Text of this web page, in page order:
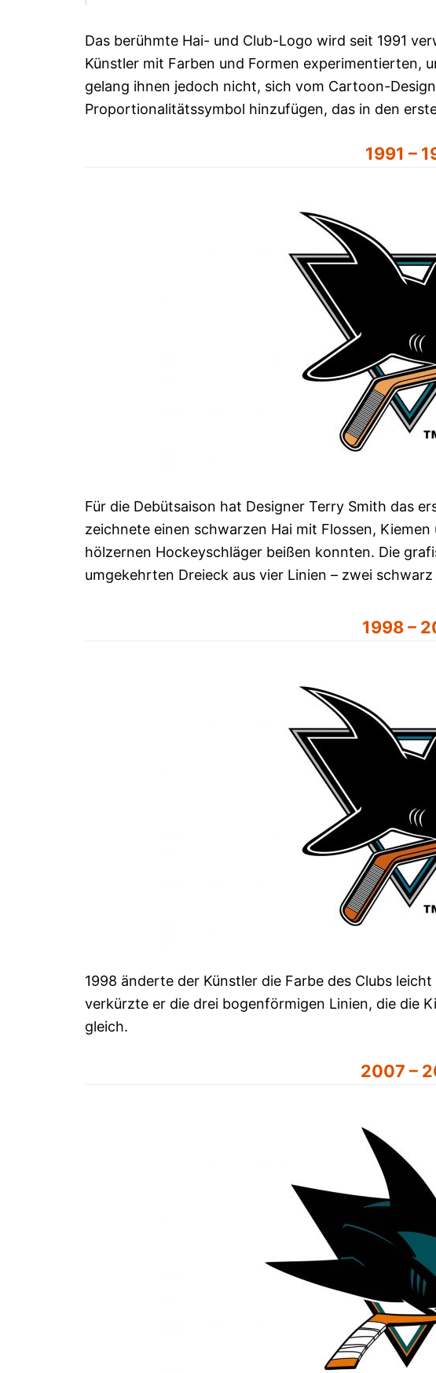
Das berühmte Hai- und Club-Logo wird seit 1991
Künstler mit Farben und Formen experimentierten,
gelang ihnen jedoch nicht, sich vom Cartoon-
Proportionalitätssymbol hinzufügen, das in den
1991 –
Für die Debütsaison hat Designer Terry Smith das
zeichnete einen schwarzen Hai mit Flossen,
hölzernen Hockeyschläger beißen konnten. Die
umgekehrten Dreieck aus vier Linien – zwei
1998 –
1998 änderte der Künstler die Farbe des Clubs
verkürzte er die drei bogenförmigen Linien, die die
gleich.
2007 –